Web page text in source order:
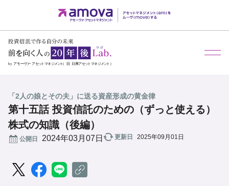
「2人の娘とその夫」に送る資産形成の黄金律
第十五話 投資信託のための（ずっと使える）
株式の知識（後編）
公開日 更新日 2025年09月01日